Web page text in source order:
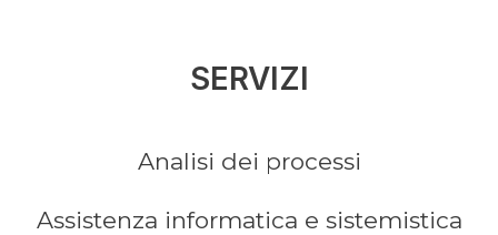
SERVIZI
Analisi dei processi
Assistenza informatica e sistemistica